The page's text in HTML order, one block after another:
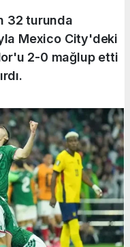
32 turunda
Mexico City'deki
2-0 mağlup etti